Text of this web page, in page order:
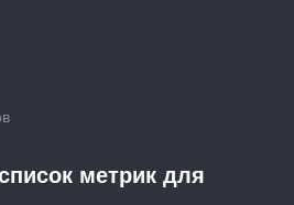
метрик для